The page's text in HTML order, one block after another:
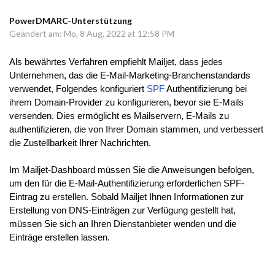
PowerDMARC-Unterstützung
Geändert am: Mo, 8 Aug, 2022 at 12:58 PM
Als bewährtes Verfahren empfiehlt Mailjet, dass jedes
Unternehmen, das die E-Mail-Marketing-Branchenstandards
verwendet, Folgendes konfiguriert SPFAuthentifizierung bei
ihrem Domain-Provider zu konfigurieren, bevor sie E-Mails
versenden. Dies ermöglicht es Mailservern, E-Mails zu
authentifizieren, die von Ihrer Domain stammen, und verbessert
die Zustellbarkeit Ihrer Nachrichten.
Im Mailjet-Dashboard müssen Sie die Anweisungen befolgen,
um den für die E-Mail-Authentifizierung erforderlichen SPF-
Eintrag zu erstellen. Sobald Mailjet Ihnen Informationen zur
Erstellung von DNS-Einträgen zur Verfügung gestellt hat,
müssen Sie sich an Ihren Dienstanbieter wenden und die
Einträge erstellen lassen.